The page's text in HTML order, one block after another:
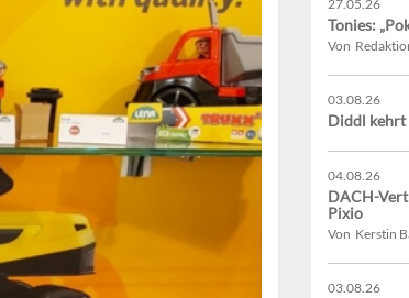
27.05.26
Tonies:
Von
03.08.26
Diddl
04.08.26
DACH-
Pixio
Von Kerstin
03.08.26